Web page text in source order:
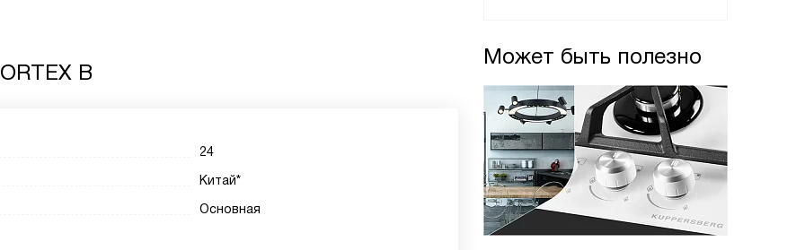
Может быть полезно
B
24
Китай*
Основная